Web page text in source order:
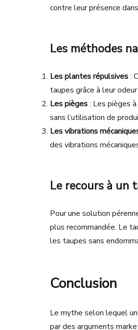
contre leur présence
Les méthodes
Les plantes répulsives:
taupes grâce à leur
Les pièges: Les pièges
sans l’utilisation de
Les vibrations
des vibrations
Le recours à un
Pour une solution
plus recommandée. Le
les taupes sans
Conclusion
Le mythe selon lequel
par des arguments